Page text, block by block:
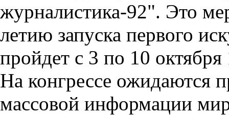
журналистика-92". Это
летию запуска первого
пройдет с 3 по 10 октября
На конгрессе ожидаются
массовой информации